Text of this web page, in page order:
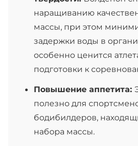
наращиванию
массы, при этом
задержки воды в
особенно ценится
подготовки к
Повышение аппетита:
полезно для
бодибилдеров,
набора массы.